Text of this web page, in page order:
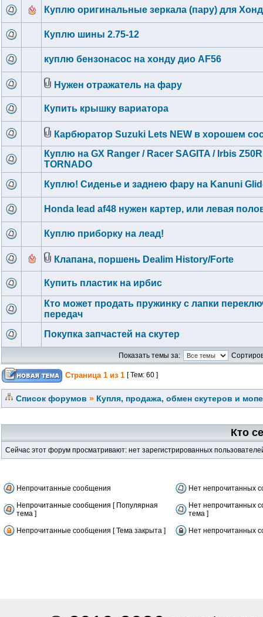
Куплю оригинальные зеркала (пару) для
Куплю шины 2.75-12
куплю бензонасос на хонду дио AF56
Нужен отражатель на фару
Купить крышку вариатора
Карбюратор Suzuki Lets NEW в хорошем
Куплю на GX Ranger / Racer SAGITA / Irbis
TORNADO
Куплю! Сиденье и заднею фару на Kanuni
Honda lead af48 нужен картер, или левая
Куплю приборку на леад!
Клапана, поршень Dealim History/Forte
Купить пластик на ирбис
Кто может продать пружинку с лапки
передач
Покупка запчастей на скутер
Показать темы за:
Страница 1 из 1 [ Тем: 60 ]
Список форумов » Купля, продажа, обмен скутеров и
Кто
Сейчас этот форум просматривают: нет зарегистрированных
Непрочитанные сообщения Нет непрочитанных
Непрочитанные сообщения [ Популярная
тема ]
Нет непрочитанных
тема ]
Непрочитанные сообщения [ Тема закрыта ] Нет непрочитанных